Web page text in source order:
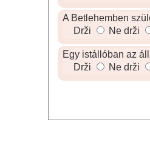
A Betlehemben
Drži
Ne drži
Egy istállóban az
Drži
Ne drži